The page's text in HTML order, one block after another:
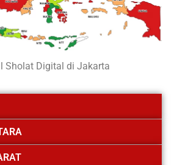
Sholat Digital di Jakarta